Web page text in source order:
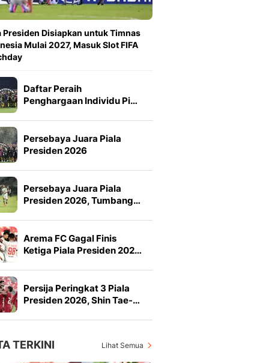
Presiden Disiapkan untuk Timnas
Mulai 2027, Masuk Slot FIFA
Daftar Peraih
Penghargaan Individu Pi…
Persebaya Juara Piala
Presiden 2026
Persebaya Juara Piala
Presiden 2026, Tumbang…
Arema FC Gagal Finis
Ketiga Piala Presiden 202…
Persija Peringkat 3 Piala
Presiden 2026, Shin Tae-…
TERKINI Lihat Semua